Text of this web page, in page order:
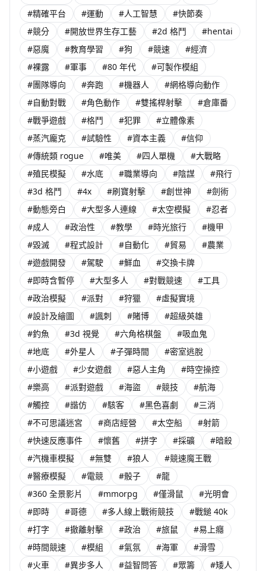
#精確平台
#運動 #人工智慧
#快節奏
#競分
#開放世界生存工藝 #2d 格鬥
#hentai
#惡魔
#教育學習 #狗 #競速
#經濟
#裸露
#軍事 #80 年代
#可製作模組
#團隊導向
#奔跑 #機器人
#網格導向動作
#自動對戰
#角色動作 #雙搖桿射擊
#倉庫番
#戰爭遊戲
#格鬥 #犯罪
#立體像素
#蒸汽龐克
#試驗性 #資本主義
#信仰
#傳統類 rogue
#唯美 #四人單機
#大戰略
#殖民模擬
#水底 #職業導向 #陰謀
#飛行
#3d 格鬥
#4x #刷寶射擊 #創世神
#劍術
#動態旁白
#大型多人連線 #太空模擬
#忍者
#成人
#政治性 #教學 #時光旅行
#機甲
#毀滅
#程式設計 #自動化 #貿易
#農業
#遊戲開發
#駕駛 #鮮血
#交換卡牌
#即時含暫停
#大型多人 #對戰競速
#工具
#政治模擬
#派對 #狩獵
#虛擬實境
#設計及繪圖
#諷刺 #賭博
#超級英雄
#釣魚
#3d 視覺 #六角格棋盤
#吸血鬼
#地底
#外星人 #子彈時間
#密室逃脫
#小遊戲
#少女遊戲 #惡人主角
#時空操控
#樂高
#派對遊戲 #海盜 #競技
#航海
#觸控
#諧仿 #駭客 #黑色喜劇
#三消
#不可思議迷宮
#商店經營 #太空船
#射箭
#快速反應事件
#懷舊 #拼字 #採礦
#暗殺
#汽機車模擬
#無雙 #狼人
#競速魔王戰
#醫療模擬
#電競 #骰子
#龍
#360 全景影片
#mmorpg #僅滑鼠
#光明會
#即時
#哥德 #多人線上戰術競技
#戰鎚 40k
#打字
#撤離射擊 #政治 #旅鼠
#易上癮
#時間競速
#模組 #氣氛 #海軍
#滑雪
#火車
#異步多人 #益智問答 #眾籌
#矮人